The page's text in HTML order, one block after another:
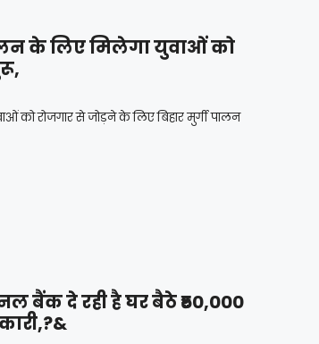
के लिए मिलेगा युवाओं को
को रोजगार से जोड़ने के लिए बिहार मुर्गी पालन
बैंक दे रही है घर बैठे ₹50,000